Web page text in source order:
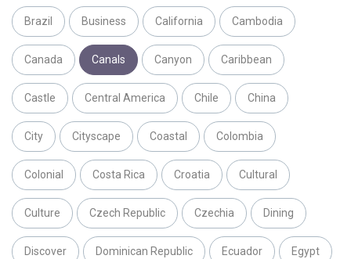
Brazil Business California Cambodia
Canada Canals Canyon Caribbean
Castle Central America Chile China
City Cityscape Coastal Colombia
Colonial Costa Rica Croatia Cultural
Culture Czech Republic Czechia Dining
Discover Dominican Republic Ecuador Egypt